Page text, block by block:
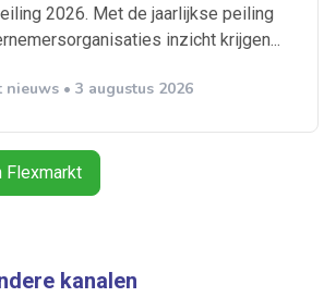
2026. Met de jaarlijkse peiling
inzicht krijgen...
• 3 augustus 2026
Flexmarkt
kanalen
Flexnieuws
NBBU